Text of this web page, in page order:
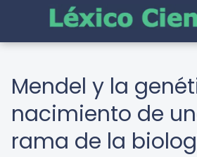
Mendel y la
nacimiento de
rama de la